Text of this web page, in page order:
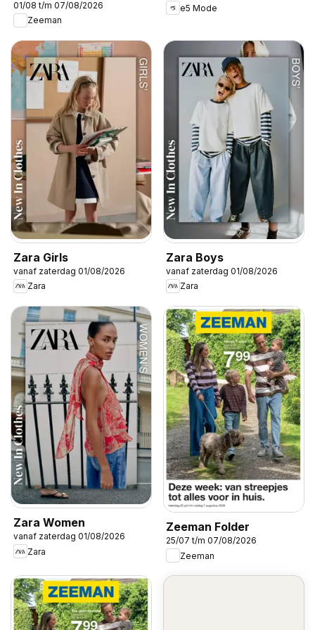
01/08 t/m 07/08/2026
Zeeman
e5 Mode
Zara Girls
vanaf zaterdag 01/08/2026
Zara
Zara Boys
vanaf zaterdag 01/08/2026
Zara
Zara Women
vanaf zaterdag 01/08/2026
Zara
Zeeman Folder
25/07 t/m 07/08/2026
Zeeman